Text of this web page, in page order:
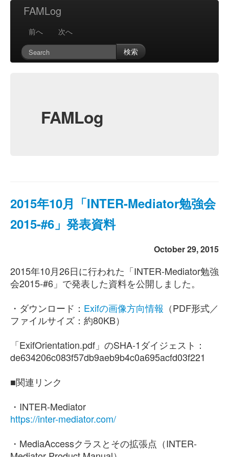
FAMLog
前へ
次へ
検索
FAMLog
2015年10月「INTER-Mediator勉強会
2015-#6」発表資料
October 29, 2015
2015年10月26日に行われた「INTER-Mediator勉強
会2015-#6」で発表した資料を公開しました。
・ダウンロード： Exifの画像方向情報 （PDF形式／
ファイルサイズ：約80KB）
「ExifOrientation.pdf」のSHA-1ダイジェスト：
de634206c083f57db9aeb9b4c0a695acfd03f221
■関連リンク
・INTER-Mediator
https://inter-mediator.com/
・MediaAccessクラスとその拡張点（INTER-